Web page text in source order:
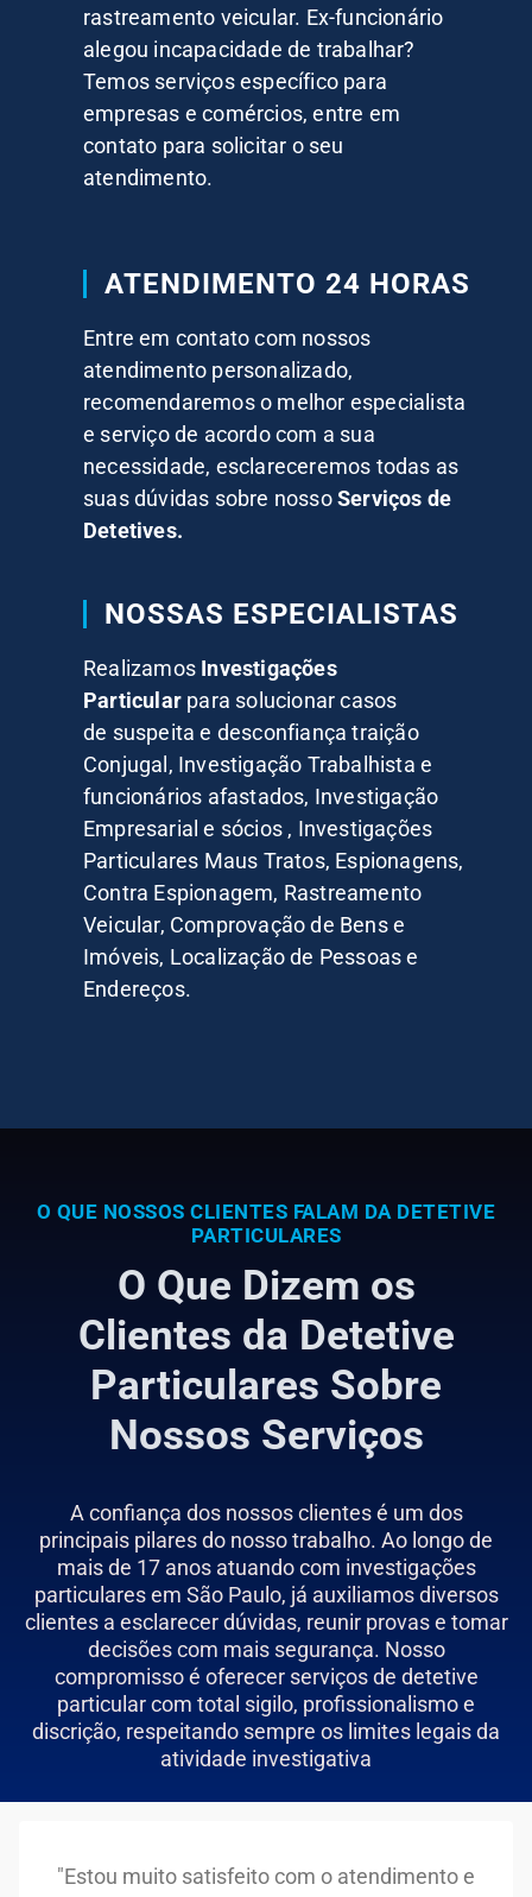
rastreamento veicular. Ex-funcionário
alegou incapacidade de trabalhar?
Temos serviços específico para
empresas e comércios, entre em
contato para solicitar o seu
atendimento.
ATENDIMENTO 24 HORAS
Entre em contato com nossos
atendimento personalizado,
recomendaremos o melhor especialista
e serviço de acordo com a sua
necessidade, esclareceremos todas as
suas dúvidas sobre nossoServiços de
Detetives.
NOSSAS ESPECIALISTAS
Realizamos Investigações
Particular para solucionar casos
de suspeita e desconfiança traição
Conjugal, Investigação Trabalhista e
funcionários afastados, Investigação
Empresarial e sócios , Investigações
Particulares Maus Tratos, Espionagens,
Contra Espionagem, Rastreamento
Veicular, Comprovação de Bens e
Imóveis, Localização de Pessoas e
Endereços.
O QUE NOSSOS CLIENTES FALAM DA DETETIVE
PARTICULARES
O Que Dizem os
Clientes da Detetive
Particulares Sobre
Nossos Serviços
A confiança dos nossos clientes é um dos
principais pilares do nosso trabalho. Ao longo de
mais de 17 anos atuando com investigações
particulares em São Paulo, já auxiliamos diversos
clientes a esclarecer dúvidas, reunir provas e tomar
decisões com mais segurança. Nosso
compromisso é oferecer serviços de detetive
particular com total sigilo, profissionalismo e
discrição, respeitando sempre os limites legais da
atividade investigativa
"Estou muito satisfeito com o atendimento e